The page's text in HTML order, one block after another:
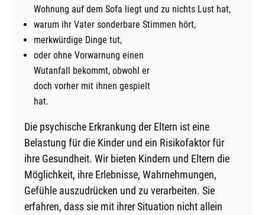
Wohnung auf dem Sofa liegt und zu nichts Lust hat,
warum ihr Vater sonderbare Stimmen hört,
merkwürdige Dinge tut,
oder ohne Vorwarnung einen
Wutanfall bekommt, obwohl er
doch vorher mit ihnen gespielt
hat.
Die psychische Erkrankung der Eltern ist eine
Belastung für die Kinder und ein Risikofaktor für
ihre Gesundheit. Wir bieten Kindern und Eltern die
Möglichkeit, ihre Erlebnisse, Wahrnehmungen,
Gefühle auszudrücken und zu verarbeiten. Sie
erfahren, dass sie mit ihrer Situation nicht allein